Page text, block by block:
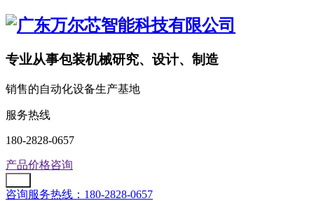
专业从事包装机械研究、设计、制造
销售的自动化设备生产基地
服务热线
180-2828-0657
产品价格咨询
咨询服务热线：180-2828-0657